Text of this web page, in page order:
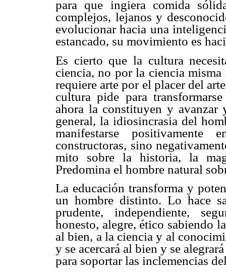
para que ingiera comida
complejos, lejanos y
evolucionar hacia una
estancado, su movimiento es
Es cierto que la cultura
ciencia, no por la ciencia
requiere arte por el placer del
cultura pide para
ahora la constituyen y
general, la idiosincrasia del
manifestarse
constructoras, sino
mito sobre la historia, la
Predomina el hombre natural
La educación transforma y
un hombre distinto. Lo hace
prudente, independiente,
honesto, alegre, ético sabiendo
al bien, a la ciencia y al
y se acercará al bien y se
para soportar las inclemencias